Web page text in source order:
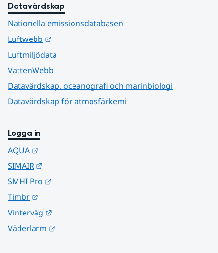
Datavärdskap
Nationella emissionsdatabasen
Luftwebb
Luftmiljödata
VattenWebb
Datavärdskap, oceanografi och marinbiologi
Datavärdskap för atmosfärkemi
Logga in
AQUA
SIMAIR
SMHI Pro
Timbr
Vinterväg
Väderlarm